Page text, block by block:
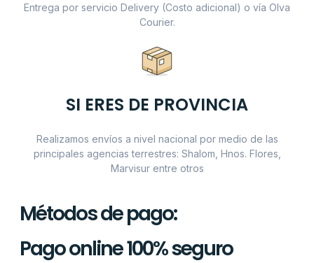
Entrega por servicio Delivery (Costo adicional) o vía Olva
Courier.
SI ERES DE PROVINCIA
Realizamos envíos a nivel nacional por medio de las
principales agencias terrestres: Shalom, Hnos. Flores,
Marvisur entre otros
Métodos de pago:
Pago online 100% seguro